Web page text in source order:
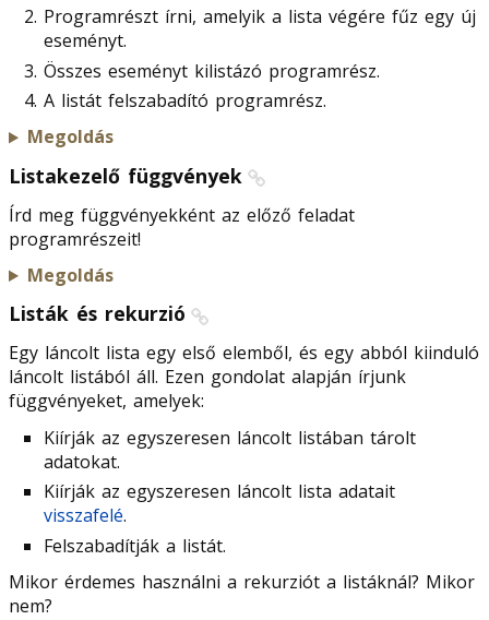
Programrészt írni, amelyik a lista végére fűz egy új
eseményt.
Összes eseményt kilistázó programrész.
A listát felszabadító programrész.
Megoldás
Listakezelő függvények
Írd meg függvényekként az előző feladat
programrészeit!
Megoldás
Listák és rekurzió
Egy láncolt lista egy első elemből, és egy abból kiinduló
láncolt listából áll. Ezen gondolat alapján írjunk
függvényeket, amelyek:
Kiírják az egyszeresen láncolt listában tárolt
adatokat.
Kiírják az egyszeresen láncolt lista adatait
visszafelé.
Felszabadítják a listát.
Mikor érdemes használni a rekurziót a listáknál? Mikor
nem?